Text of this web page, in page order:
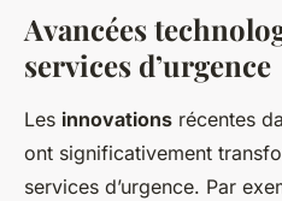
Avancées
services d’urgence
Les innovations récentes
ont significativement
services d’urgence. Par